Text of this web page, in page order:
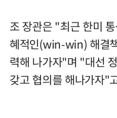
조 장관은 "최근 한미
혜적인(win-win) 해결
력해 나가자"며 "대선
갖고 협의를 해나가자"